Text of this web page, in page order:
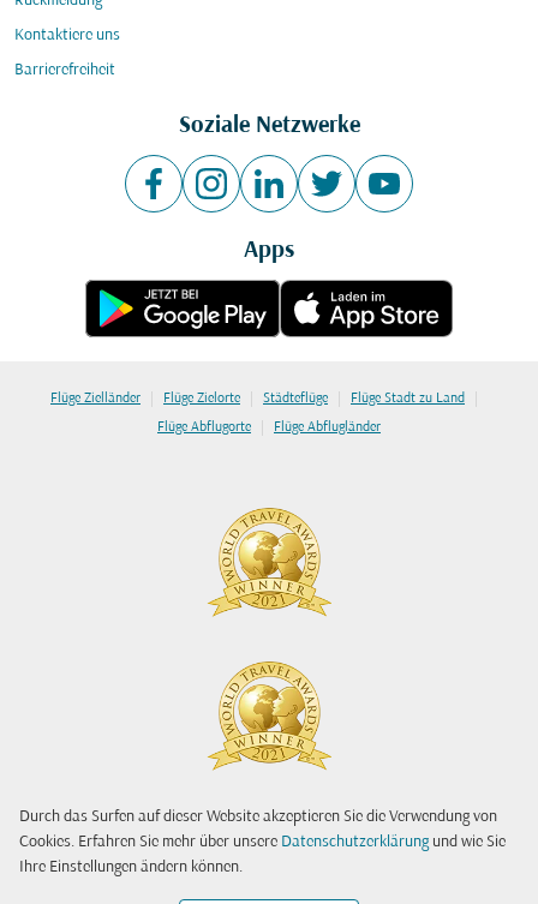
Durch das Surfen auf dieser Website akzeptieren Sie die Verwendung von
Cookies. Erfahren Sie mehr über unsere Datenschutzerklärung und wie Sie
Ihre Einstellungen ändern können.
Kontaktiere uns
Barrierefreiheit
Soziale Netzwerke
Apps
Flüge Zielländer | Flüge Zielorte | Städteflüge | Flüge Stadt zu Land |
Flüge Abflugorte | Flüge Abflugländer